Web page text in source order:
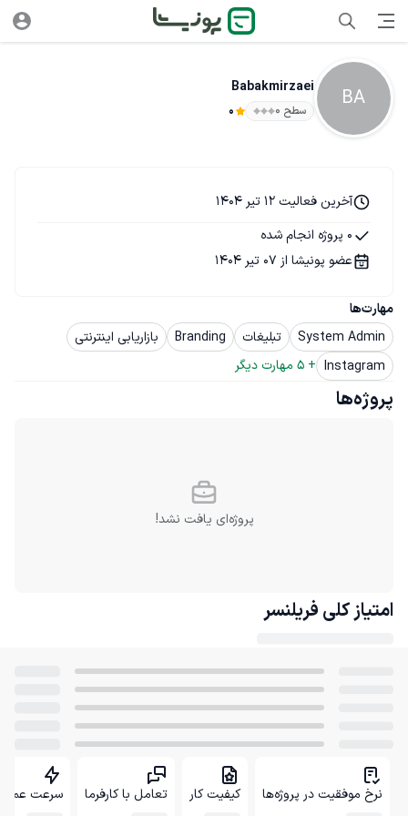
BA
Babakmirzaei
سطح ۰ 0
مهارت‌ها
System Admin
تبلیغات Branding
بازاریابی اینترنتی
Instagram
+
5 مهارت دیگر
آخرین فعالیت 12 تیر 1404
0 پروژه انجام شده
عضو پونیشا از 07 تیر 1404
پروژه‌ها
پروژه‌ای یافت نشد!
امتیاز کلی فریلنسر
نرخ موفقیت در پروژه‌ها کیفیت کار تعامل با کارفرما سرعت عمل